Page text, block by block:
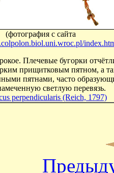
(фотография с сайта
Плечевые бугорки
прищитковым пятном, а
пятнами, часто
светлую перевязь.
perpendicularis (Reich, 1797)